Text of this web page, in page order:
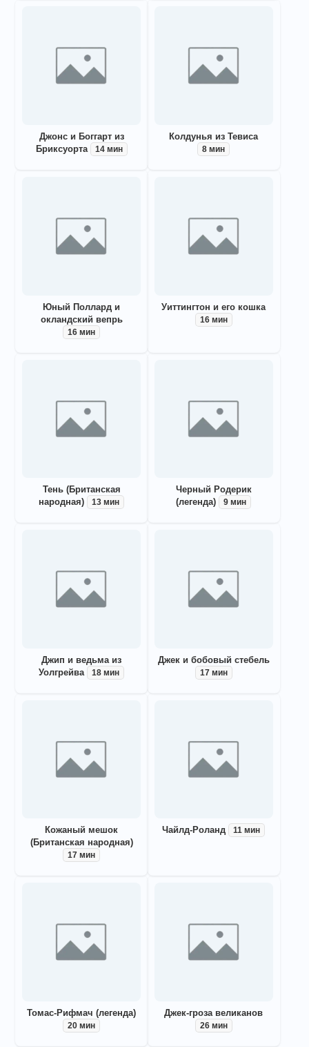
Джонс и Боггарт из
Бриксуорта
14 мин
Колдунья из Тевиса
8 мин
Юный Поллард и
окландский вепрь
16 мин
Уиттингтон и его кошка
16 мин
Тень (Британская
народная)
13 мин
Черный Родерик
(легенда)
9 мин
Джип и ведьма из
Уолгрейва
18 мин
Джек и бобовый стебель
17 мин
Кожаный мешок
(Британская народная)
17 мин
Чайлд-Роланд 11 мин
Томас-Рифмач (легенда)
20 мин
Джек-гроза великанов
26 мин